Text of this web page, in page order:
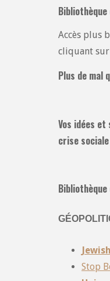
Accès plus
cliquant sur
Plus de mal
Vos idées
crise
Bibliothèque
Stop